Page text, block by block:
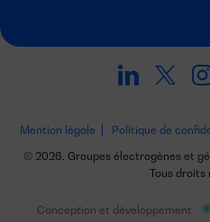
Mention légale Politique de
© 2026. Groupes électrogènes et
Tous droits
Conception et développement